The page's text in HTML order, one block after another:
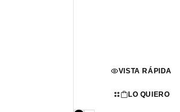
VISTA RÁPIDA
LO QUIERO